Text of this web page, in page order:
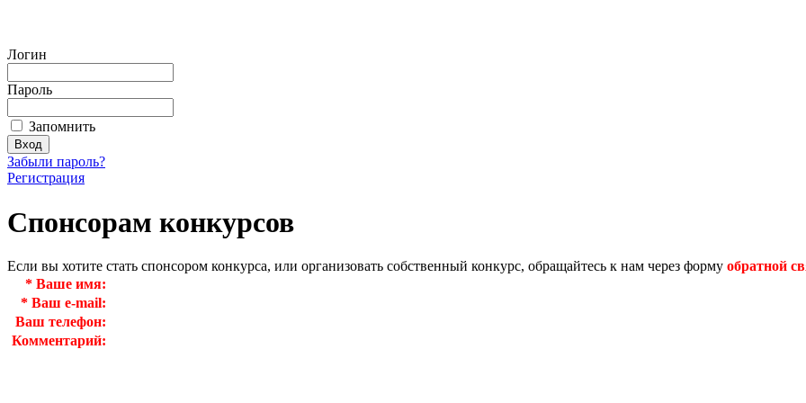
Логин
Пароль
Запомнить
Забыли пароль?
Регистрация
Спонсорам конкурсов
Если вы хотите стать спонсором конкурса, или организовать собственный конкурс, обращайтесь к нам через форму обратной
* Ваше имя:
* Ваш e-mail:
Ваш телефон:
Комментарий: